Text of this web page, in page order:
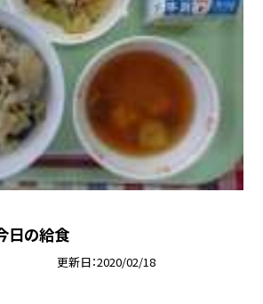
日の給食
更新日 2020/02/18